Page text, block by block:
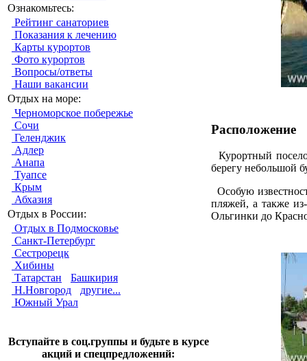
Ознакомьтесь:
Рейтинг санаториев
Показания к лечению
Карты курортов
Фото курортов
Вопросы/ответы
Наши вакансии
Отдых на море:
Черноморское побережье
Сочи
Геленджик
Адлер
Анапа
Туапсе
Крым
Абхазия
Отдых в России:
Отдых в Подмосковье
Санкт-Петербург
Сестрорецк
Хибины
Татарстан
Башкирия
Н.Новгород
другие...
Южный Урал
Вступайте в соц.группы и будьте в курсе
акций и спецпредложений:
Расположение
Курортный
берегу небольшой
Особую
пляжей, а также
Ольгинки до